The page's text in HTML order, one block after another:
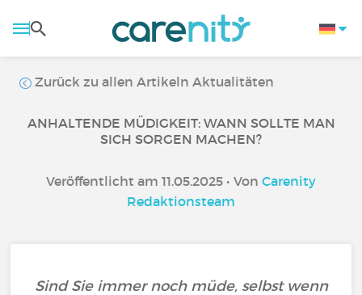
Zurück zu allen Artikeln Aktualitäten
ANHALTENDE MÜDIGKEIT: WANN SOLLTE MAN
SICH SORGEN MACHEN?
Veröffentlicht am 11.05.2025 • Von Carenity
Redaktionsteam
Sind Sie immer noch müde, selbst wenn